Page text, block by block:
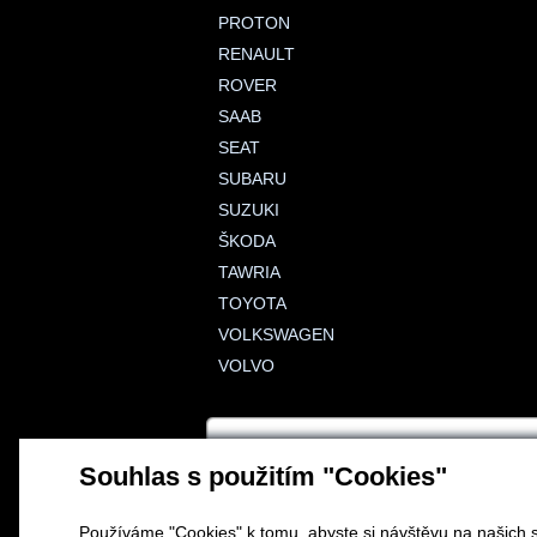
Souhlas s použitím "Cookies"
Používáme "Cookies" k tomu, abyste si návštěvu na
PROTON
RENAULT
ROVER
SAAB
SEAT
SUBARU
SUZUKI
ŠKODA
TAWRIA
TOYOTA
VOLKSWAGEN
VOLVO